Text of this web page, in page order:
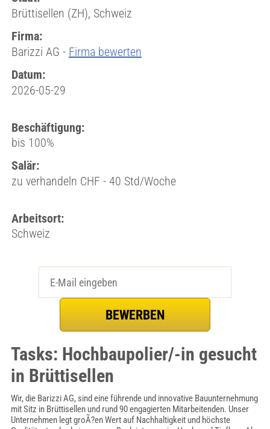
Brüttisellen (ZH), Schweiz
Firma:
Barizzi AG - Firma bewerten
Datum:
2026-05-29
Beschäftigung:
bis 100%
Salär:
zu verhandeln CHF - 40 Std/Woche
Arbeitsort:
Schweiz
Tasks: Hochbaupolier/-in gesucht
in Brüttisellen
Wir, die Barizzi AG, sind eine führende und innovative Bauunternehmung
mit Sitz in Brüttisellen und rund 90 engagierten Mitarbeitenden. Unser
Unternehmen legt groÃ?en Wert auf Nachhaltigkeit und höchste